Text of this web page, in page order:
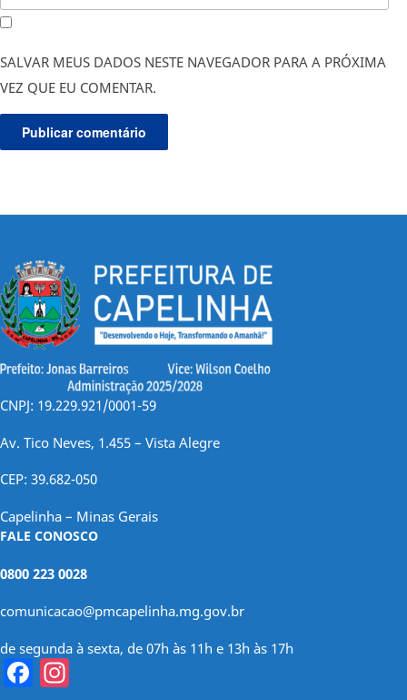
SALVAR MEUS DADOS NESTE NAVEGADOR PARA A PRÓXIMA
VEZ QUE EU COMENTAR.
CNPJ: 19.229.921/0001-59
Av. Tico Neves, 1.455 – Vista Alegre
CEP: 39.682-050
Capelinha – Minas Gerais
FALE CONOSCO
0800 223 0028
comunicacao@pmcapelinha.mg.gov.br
de segunda à sexta, de 07h às 11h e 13h às 17h
Facebook